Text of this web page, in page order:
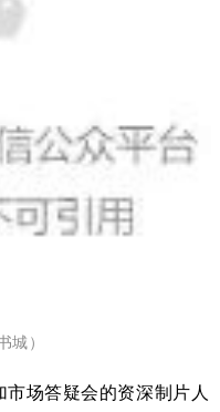
城）
市场答疑会的资深制片人